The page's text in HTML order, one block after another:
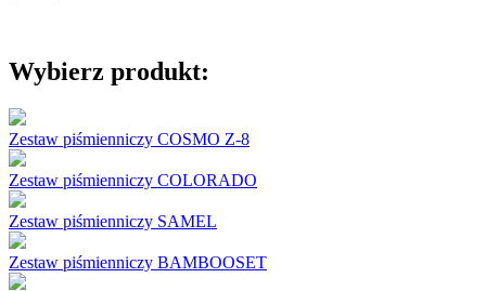
Wybierz produkt:
Zestaw piśmienniczy COSMO Z-8
Zestaw piśmienniczy COLORADO
Zestaw piśmienniczy SAMEL
Zestaw piśmienniczy BAMBOOSET